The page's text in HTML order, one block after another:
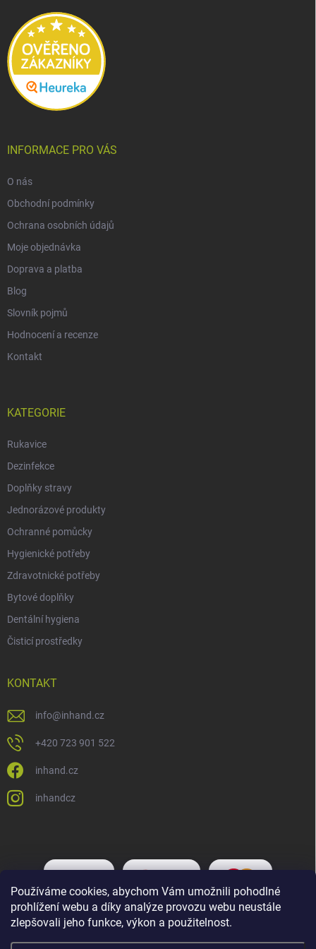
Používáme cookies, abychom Vám umožnili pohodlné
prohlížení webu a díky analýze provozu webu neustále
zlepšovali jeho funkce, výkon a použitelnost.
INFORMACE PRO VÁS
O nás
Obchodní podmínky
Ochrana osobních údajů
Moje objednávka
Doprava a platba
Blog
Slovník pojmů
Hodnocení a recenze
Kontakt
KATEGORIE
Rukavice
Dezinfekce
Doplňky stravy
Jednorázové produkty
Ochranné pomůcky
Hygienické potřeby
Zdravotnické potřeby
Bytové doplňky
Dentální hygiena
Čisticí prostředky
KONTAKT
info@inhand.cz
+420 723 901 522
inhand.cz
inhandcz